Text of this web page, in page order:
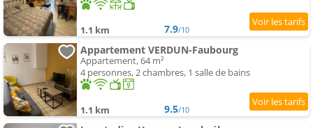
1.1 km 7.9/10
Appartement VERDUN-Faubourg
Appartement, 64 m²
4 personnes, 2 chambres, 1 salle de bains
1.1 km 9.5/10